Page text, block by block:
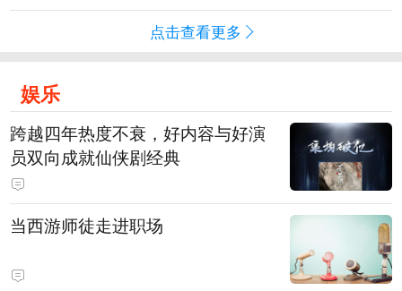
点击查看更多
娱乐
跨越四年热度不衰，好内容与好演
员双向成就仙侠剧经典
当西游师徒走进职场